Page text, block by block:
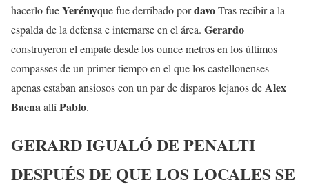
hacerlo fueYerémyque fue derribado pordavoTras recibir a la
espalda de la defensa e internarse en el área. Gerardo
construyeron el empate desde los ounce metros en los últimos
compasses de un primer tiempo en el que los castellonenses
apenas estaban ansiosos con un par de disparos lejanos deAlex
BaenaallíPablo.
GERARD IGUALÓ DE PENALTI
DESPUÉS DE QUE LOS LOCALES SE